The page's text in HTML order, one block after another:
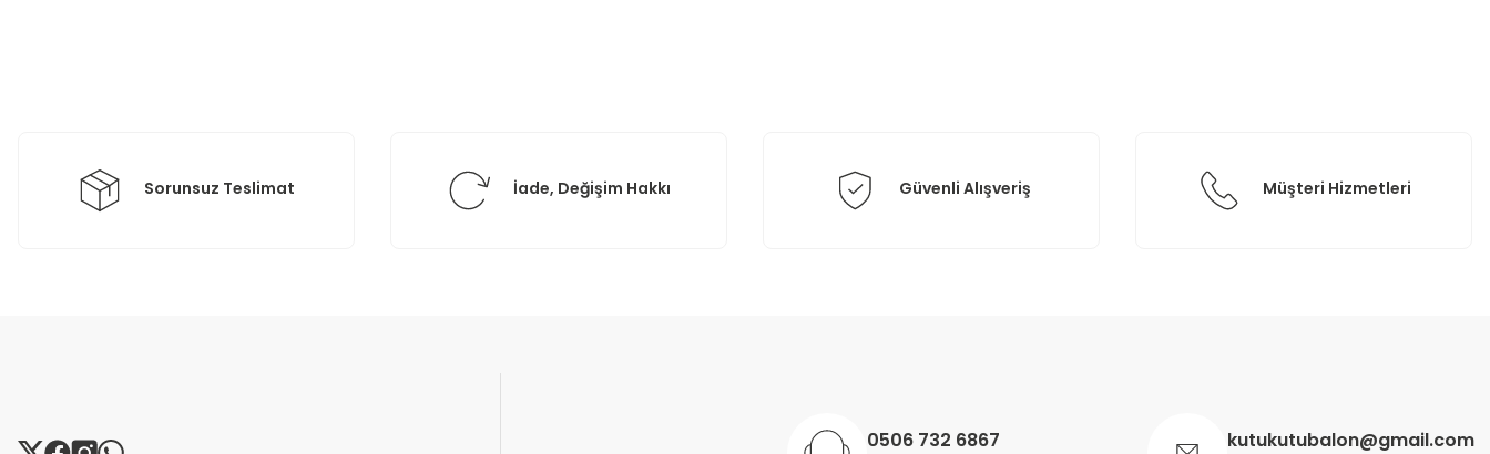
Sorunsuz Teslimat İade, Değişim Hakkı Güvenli Alışveriş Müşteri Hizmetleri
0506 732 6867 kutukutubalon@gmail.com